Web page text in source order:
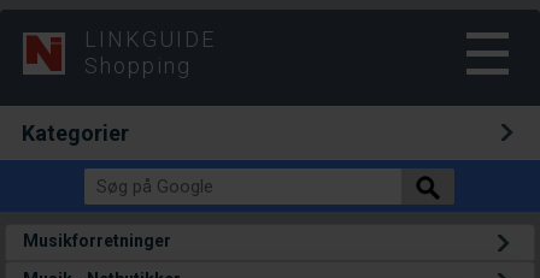
LINKGUIDE
Shopping
Kategorier
Musikforretninger